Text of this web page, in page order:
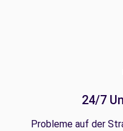
24/7
Probleme auf der